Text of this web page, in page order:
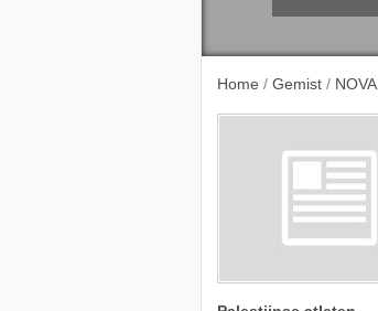
Home / Gemist / NOVA